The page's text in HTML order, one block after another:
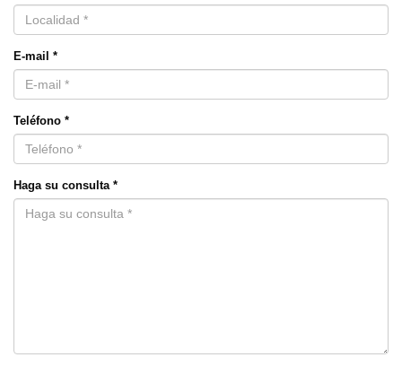
E-mail *
Teléfono *
Haga su consulta *